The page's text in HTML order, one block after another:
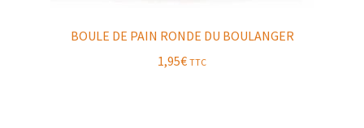
BOULE DE PAIN RONDE DU BOULANGER
1,95€ TTC